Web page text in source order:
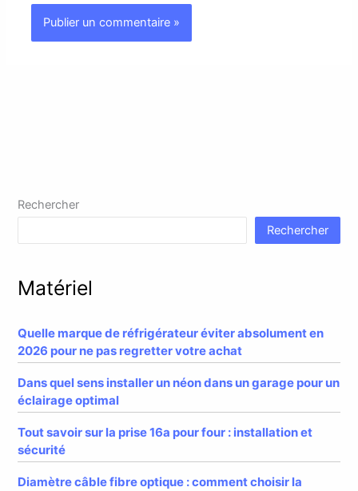
Rechercher
Rechercher
Matériel
Quelle marque de réfrigérateur éviter absolument en
2026 pour ne pas regretter votre achat
Dans quel sens installer un néon dans un garage pour un
éclairage optimal
Tout savoir sur la prise 16a pour four : installation et
sécurité
Diamètre câble fibre optique : comment choisir la